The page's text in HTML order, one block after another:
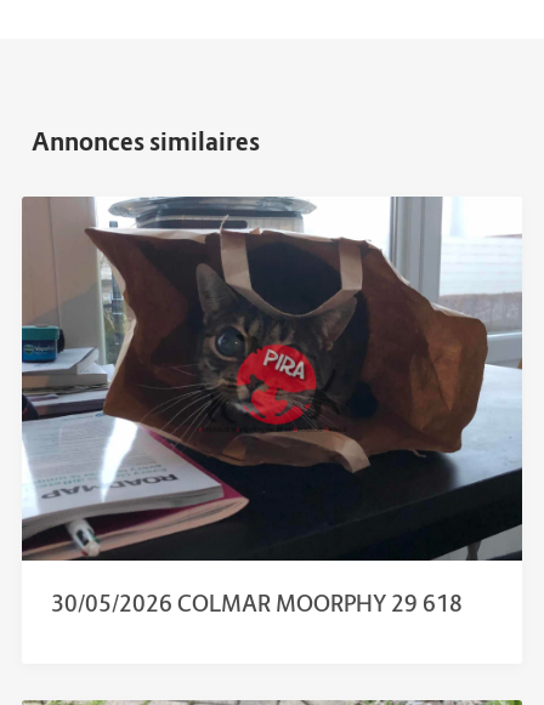
30/05/2026 COLMAR MOORPHY 29 618